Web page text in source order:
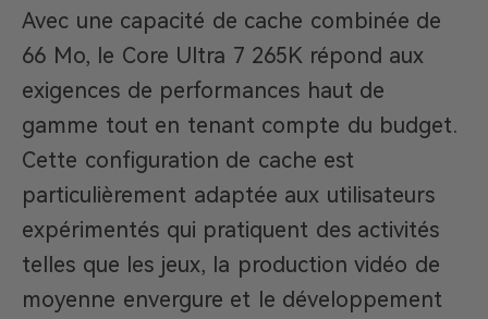
Avec une capacité de cache combinée de
66 Mo, le Core Ultra 7 265K répond aux
exigences de performances haut de
gamme tout en tenant compte du budget.
Cette configuration de cache est
particulièrement adaptée aux utilisateurs
expérimentés qui pratiquent des activités
telles que les jeux, la production vidéo de
moyenne envergure et le développement